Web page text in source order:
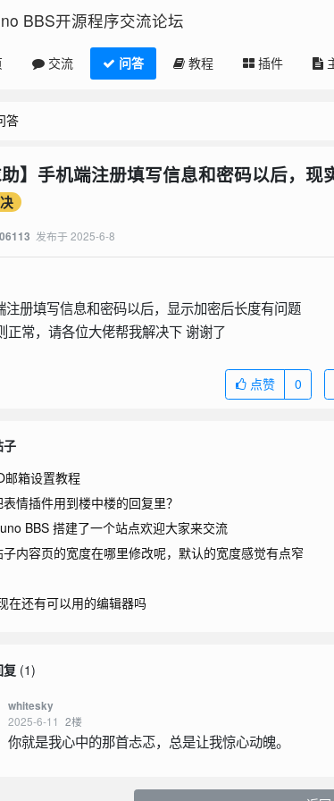
BBS开源程序交流论坛
交流 问答 教程 插件
答
助】手机端注册填写信息和密码以后，
发布于 2025-6-8
注册填写信息和密码以后，显示加密后长度有问题
正常，请各位大佬帮我解决下 谢谢了
点赞 0
子
邮箱设置教程
情插件用到楼中楼的回复里？
BBS 搭建了一个站点欢迎大家来交流
内容页的宽度在哪里修改呢，默认的宽度感觉有点窄
在还有可以用的编辑器吗
复(1)
whitesky
2025-6-11 2楼
你就是我心中的那首忐忑，总是让我惊心动魄。